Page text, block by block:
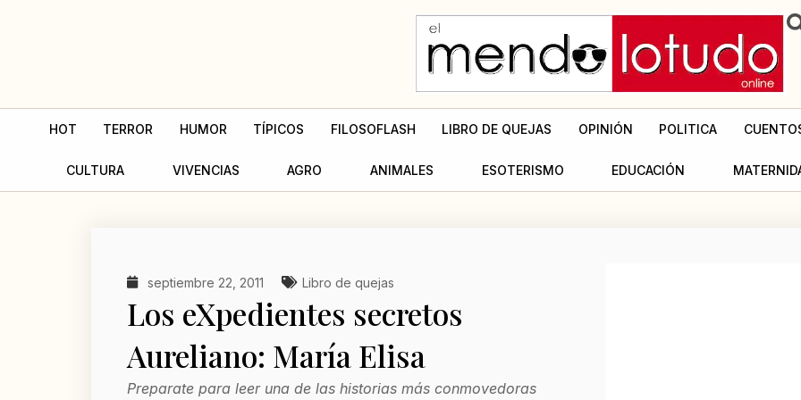
HOT TERROR HUMOR TÍPICOS FILOSOFLASH LIBRO DE QUEJAS OPINIÓN POLITICA
CULTURA VIVENCIAS AGRO ANIMALES ESOTERISMO EDUCACIÓN
septiembre 22, 2011 Libro de quejas
Los eXpedientes secretos
Aureliano: María Elisa
Preparate para leer una de las historias más conmovedoras